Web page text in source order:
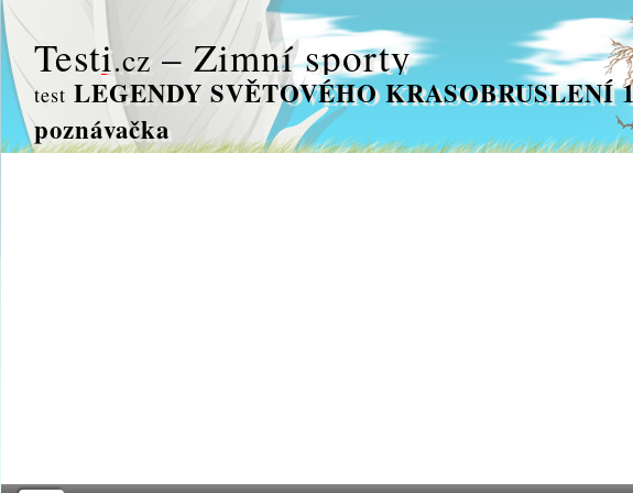
Testi.cz – Zimní sporty
test LEGENDY SVĚTOVÉHO KRASOBRUSLENÍ
poznávačka